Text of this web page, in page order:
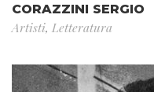
CORAZZINI SERGIO
Artisti, Letteratura